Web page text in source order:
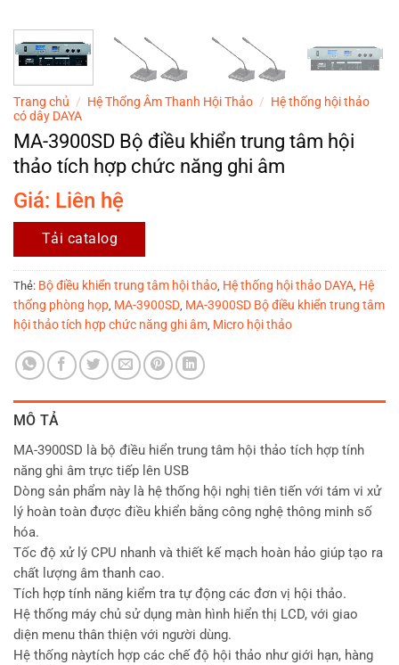
Trang chủ / Hệ Thống Âm Thanh Hội Thảo / Hệ thống hội thảo
có dây DAYA
MA-3900SD Bộ điều khiển trung tâm hội
thảo tích hợp chức năng ghi âm
Giá: Liên hệ
Tải catalog
Thẻ: Bộ điều khiển trung tâm hội thảo, Hệ thống hội thảo DAYA, Hệ
thống phòng họp, MA-3900SD, MA-3900SD Bộ điều khiển trung tâm
hội thảo tích hợp chức năng ghi âm, Micro hội thảo
MÔ TẢ
MA-3900SD là bộ điều hiển trung tâm hội thảo tích hợp tính
năng ghi âm trực tiếp lên USB
Dòng sản phẩm này là hệ thống hội nghị tiên tiến với tám vi xử
lý hoàn toàn được điều khiển bằng công nghệ thông minh số
hóa.
Tốc độ xử lý CPU nhanh và thiết kế mạch hoàn hảo giúp tạo ra
chất lượng âm thanh cao.
Tích hợp tính năng kiểm tra tự động các đơn vị hội thảo.
Hệ thống máy chủ sử dụng màn hình hiển thị LCD, với giao
diện menu thân thiện với người dùng.
Hệ thống nàytích hợp các chế độ hội thảo như giới hạn, hàng